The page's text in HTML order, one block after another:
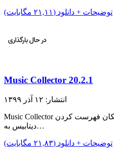
توضیحات + دانلود (۲۱,۱۱ مگابایت)
Music Collector 20.2.1
انتشار: ۱۲ آذر ۱۳۹۹
Music Collector به شما امکان فهرست کردن CD هایتان را در یک
دیتابیس به…
توضیحات + دانلود (۲۱,۸۳ مگابایت)